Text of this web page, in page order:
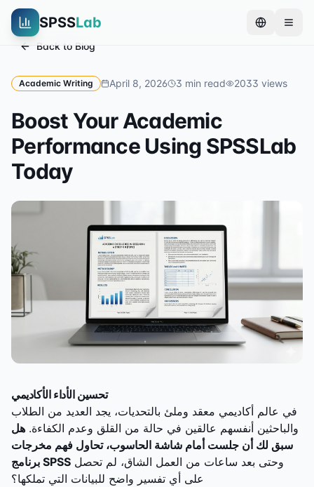
SPSSLab
Back to Blog
Academic Writing April 8, 2026 3 min read 2033 views
Boost Your Academic
Performance Using SPSSLab
Today
تحسين الأداء الأكاديمي
في عالم أكاديمي معقد وملئ بالتحديات، يجد العديد من الطلاب
والباحثين أنفسهم عالقين في حالة من القلق وعدم الكفاءة. هل
سبق لك أن جلست أمام شاشة الحاسوب، تحاول فهم مخرجات
برنامج SPSS
على أي تفسير واضح للبيانات التي تملكها؟